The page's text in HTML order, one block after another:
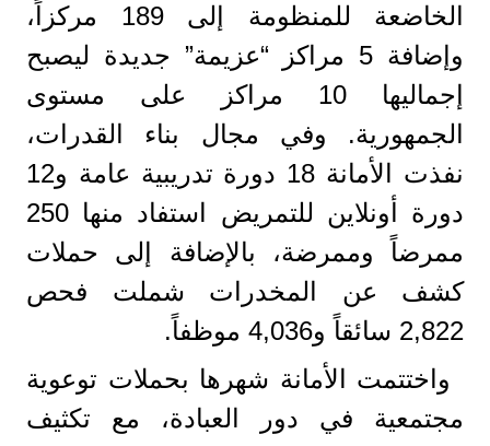
الخاضعة للمنظومة إلى 189 مركزاً،
وإضافة 5 مراكز “عزيمة” جديدة ليصبح
إجماليها 10 مراكز على مستوى
الجمهورية. وفي مجال بناء القدرات،
نفذت الأمانة 18 دورة تدريبية عامة و12
دورة أونلاين للتمريض استفاد منها 250
ممرضاً وممرضة، بالإضافة إلى حملات
كشف عن المخدرات شملت فحص
2,822 سائقاً و4,036 موظفاً.
واختتمت الأمانة شهرها بحملات توعوية
مجتمعية في دور العبادة، مع تكثيف